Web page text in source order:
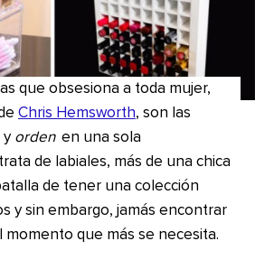
que obsesiona a toda mujer,
Chris Hemsworth, son las
y orden en una sola
de labiales, más de una chica
de tener una colección
y sin embargo, jamás encontrar
que más se necesita.